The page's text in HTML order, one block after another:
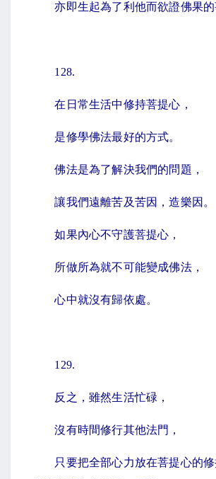
亦即生起為了利他而欲證佛果的
128.
在日常生活中修持菩提心，
是修學佛法最好的方式。
佛法是為了解決我們的問題，
讓我們遠離苦及苦因，造樂因。
如果內心不守護菩提心，
所做所為就不可能變成佛法，
心中就沒有歸依處。
129.
反之，雖然生活忙碌，
沒有時間修行其他法門，
只要把全部心力放在菩提心的修